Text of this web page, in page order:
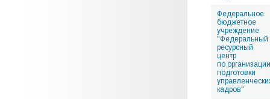
Федеральное
бюджетное
учреждение
"Федеральный
ресурсный
центр
по организации
подготовки
кадров"